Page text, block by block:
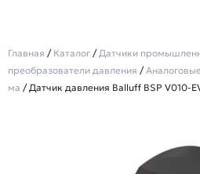
Главная / Каталог /Датчики
преобразователи давления /
ма / Датчик давления Balluff BSP V010-